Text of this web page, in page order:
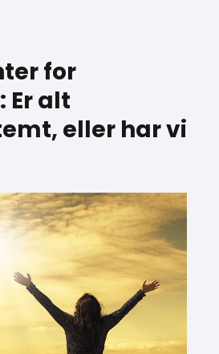
for
Er alt
eller har vi